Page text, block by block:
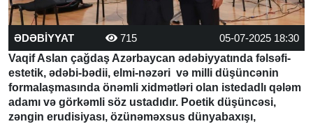
ƏDƏBİYYAT 715
05-07-2025 18:30
Vaqif Aslan çağdaş Azərbaycan ədəbiyyatında fəlsəfi-
estetik, ədəbi-bədii, elmi-nəzəri və milli düşüncənin
formalaşmasında önəmli xidmətləri olan istedadlı qələm
adamı və görkəmli söz ustadıdır. Poetik düşüncəsi,
zəngin erudisiyası, özünəməxsus dünyabaxışı,